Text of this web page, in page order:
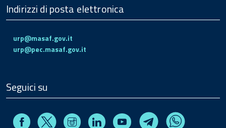
Indirizzi di posta elettronica
urp@masaf.gov.it
urp@pec.masaf.gov.it
Seguici su
FacebookX InstagramLinkedin Youtube TelegramWhatsapp